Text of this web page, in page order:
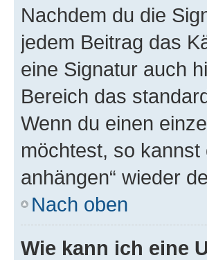
Nachdem du die
jedem Beitrag das
eine Signatur auch
Bereich das
Wenn du einen
möchtest, so
anhängen“ wieder
Nach oben
Wie kann ich eine